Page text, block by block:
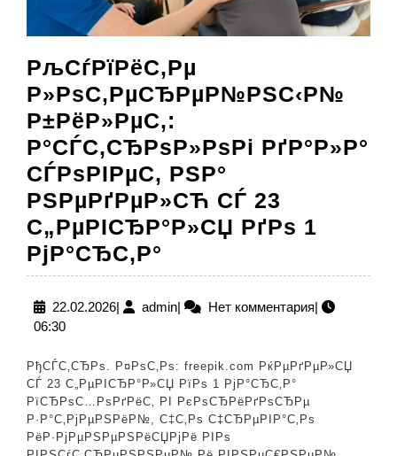
РљСѓРїРёС‚Рµ
Р»РѕС‚РµСЂРµР№РЅС‹Р№
Р±РёР»РµС‚:
Р°СЃС‚СЂРѕР»РѕРі РґР°Р»Р°
СЃРѕРІРµС‚ РЅР°
РЅРµРґРµР»СЋ СЃ 23
С„РµРІСЂР°Р»СЏ РґРѕ 1
РјР°СЂС‚Р°
Р±РёР»РµС‚:
РґР°Р»Р°
СЃРѕРІРµС‚
РЅР°
РЅРµРґРµР»СЋ
22.02.202622.02.2026
| adminadmin
| Нет комментария|
06:30
РђСЃС‚СЂРѕ. Р¤РѕС‚Рѕ: freepik.com РќРµРґРµР»СЏ
СЃ 23 С„РµРІСЂР°Р»СЏ РїРѕ 1 РјР°СЂС‚Р°
РїСЂРѕС…РѕРґРёС‚ РІ РєРѕСЂРёРґРѕСЂРµ
Р·Р°С‚РјРµРЅРёР№, С‡С‚Рѕ С‡СЂРµРІР°С‚Рѕ
РёР·РјРµРЅРµРЅРёСЏРјРё РІРѕ